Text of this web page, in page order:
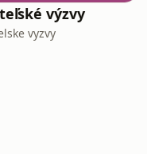
výzvy
vyzvy